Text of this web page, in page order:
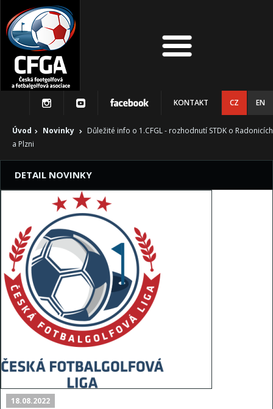
KONTAKT CZ EN
Úvod Novinky
Důležité info o 1.CFGL - rozhodnutí STDK o Radonicích
a Plzni
DETAIL NOVINKY
18.08.2022